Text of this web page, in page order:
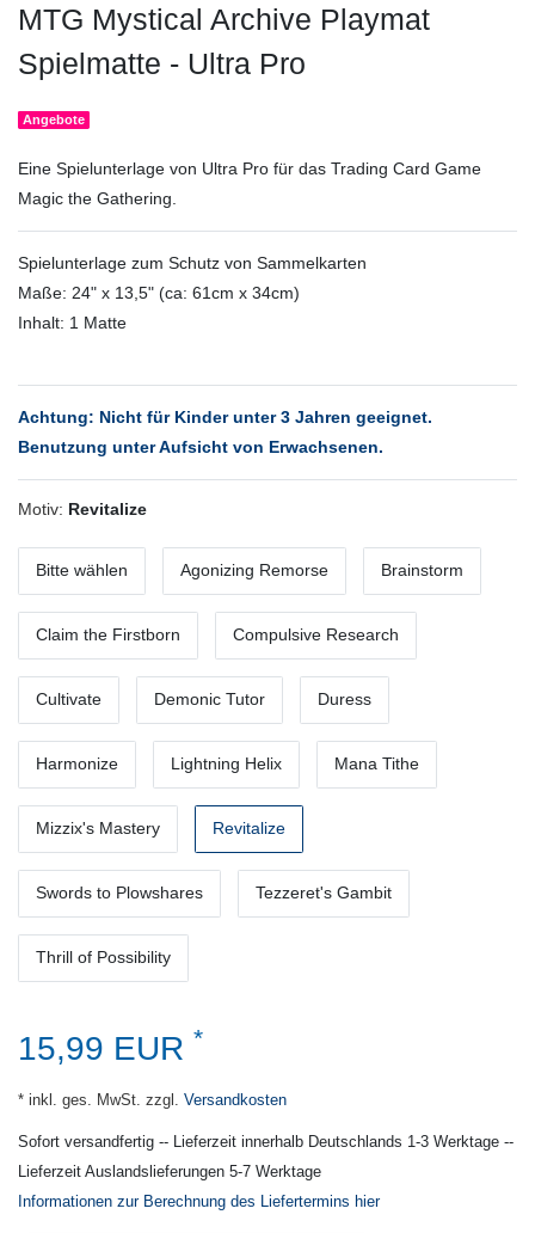
MTG Mystical Archive Playmat
Spielmatte - Ultra Pro
Angebote
Eine Spielunterlage von Ultra Pro für das Trading Card Game
Magic the Gathering.
Spielunterlage zum Schutz von Sammelkarten
Maße: 24" x 13,5" (ca: 61cm x 34cm)
Inhalt: 1 Matte
Achtung: Nicht für Kinder unter 3 Jahren geeignet.
Benutzung unter Aufsicht von Erwachsenen.
Motiv: Revitalize
Bitte wählen Agonizing Remorse Brainstorm
Claim the Firstborn Compulsive Research
Cultivate Demonic Tutor Duress
Harmonize Lightning Helix Mana Tithe
Mizzix's Mastery Revitalize
Swords to Plowshares Tezzeret's Gambit
Thrill of Possibility
15,99 EUR *
* inkl. ges. MwSt. zzgl. Versandkosten
Sofort versandfertig -- Lieferzeit innerhalb Deutschlands 1-3 Werktage --
Lieferzeit Auslandslieferungen 5-7 Werktage
Informationen zur Berechnung des Liefertermins hier